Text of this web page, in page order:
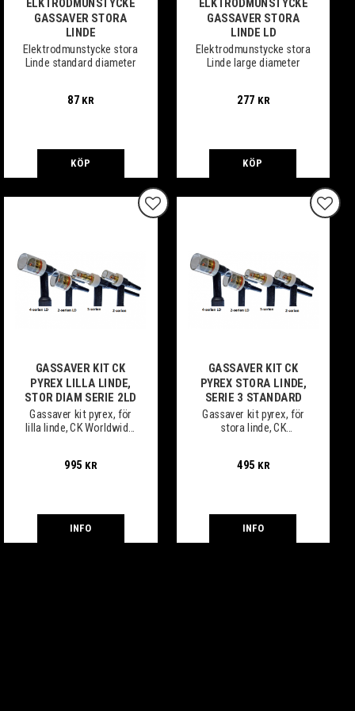
ELKTRODMUNSTYCKE
GASSAVER STORA
LINDE
Elektrodmunstycke stora
Linde standard diameter
87 KR
KÖP
ELKTRODMUNSTYCKE
GASSAVER STORA
LINDE LD
Elektrodmunstycke stora
Linde large diameter
277 KR
KÖP
till i favoriter
GASSAVER KIT CK
PYREX LILLA LINDE,
STOR DIAM SERIE 2LD
Gassaver kit pyrex, för
lilla linde, CK Worldwide,
995 KR
Lägg till i favoriter
INFO
GASSAVER KIT CK
PYREX STORA LINDE,
SERIE 3 STANDARD
Gassaver kit pyrex, för
stora linde, CK
495 KR
Lägg
INFO
till i favoriter